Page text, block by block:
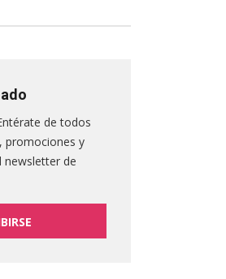
de todos
promociones y
newsletter de